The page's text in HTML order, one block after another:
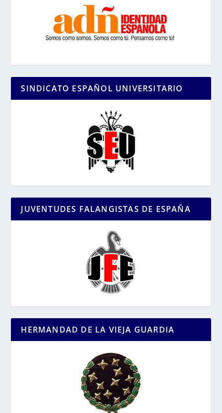
SINDICATO ESPAÑOL UNIVERSITARIO
JUVENTUDES FALANGISTAS DE ESPAÑA
HERMANDAD DE LA VIEJA GUARDIA